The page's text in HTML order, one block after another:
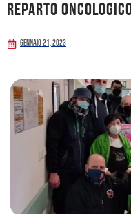
reparto
Gennaio 21, 2023